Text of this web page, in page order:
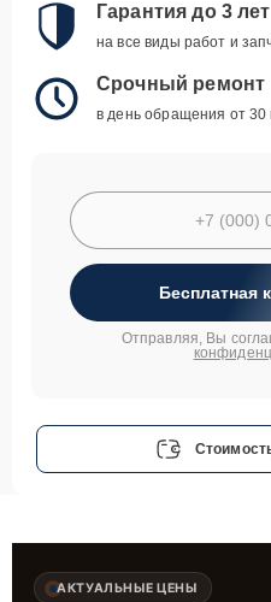
Гарантия до 3 лет
на все виды работ и
Срочный ремонт
в день обращения от 30
Бесплатная
Отправляя, Вы
АКТУАЛЬНЫЕ ЦЕНЫ